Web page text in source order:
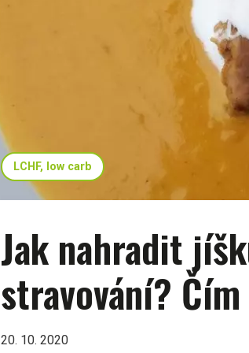
LCHF, low carb
Jak nahradit
stravování?
20. 10. 2020